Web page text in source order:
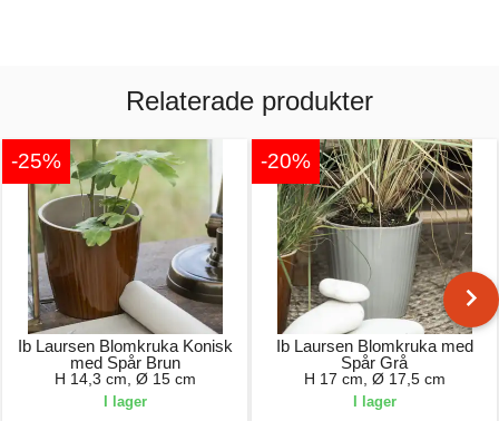
Relaterade produkter
-25%
Ib Laursen Blomkruka Konisk
med Spår Brun
H 14,3 cm, Ø 15 cm
I lager
-20%
Ib Laursen Blomkruka med
Spår Grå
H 17 cm, Ø 17,5 cm
I lager